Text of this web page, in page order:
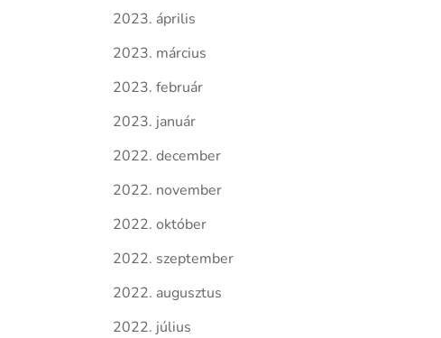
2023. április
2023. március
2023. február
2023. január
2022. december
2022. november
2022. október
2022. szeptember
2022. augusztus
2022. július